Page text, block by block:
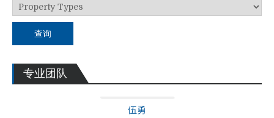
查询
专业团队
伍勇